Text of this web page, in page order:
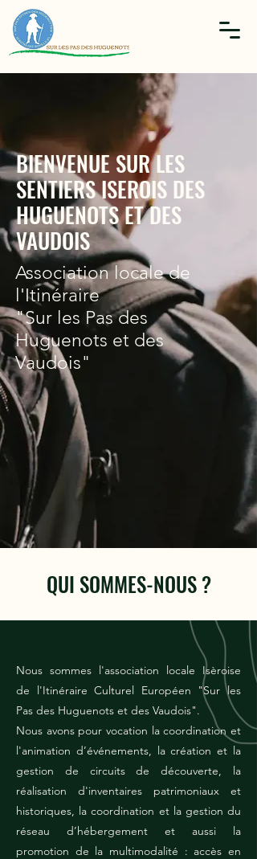
BIENVENUE SUR LES
SENTIERS ISEROIS DES
HUGUENOTS ET DES
VAUDOIS
Association locale de
l'Itinéraire
"Sur les Pas des
Huguenots et des
Vaudois"
QUI SOMMES-NOUS ?
Nous sommes l'association locale Isèroise
de l'Itinéraire Culturel Européen "Sur les
Pas des Huguenots et des Vaudois".
Nous avons pour vocation la coordination et
l'animation d’événements, la création et la
gestion de circuits de découverte, la
réalisation d'inventaires patrimoniaux et
historiques, la coordination et la gestion du
réseau d’hébergement et aussi la
promotion de la multimodalité : accès en